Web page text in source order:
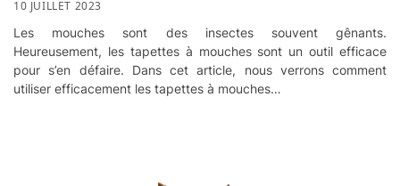
10 JUILLET 2023
Les mouches sont des insectes souvent gênants.
Heureusement, les tapettes à mouches sont un outil efficace
pour s’en défaire. Dans cet article, nous verrons comment
utiliser efficacement les tapettes à mouches…